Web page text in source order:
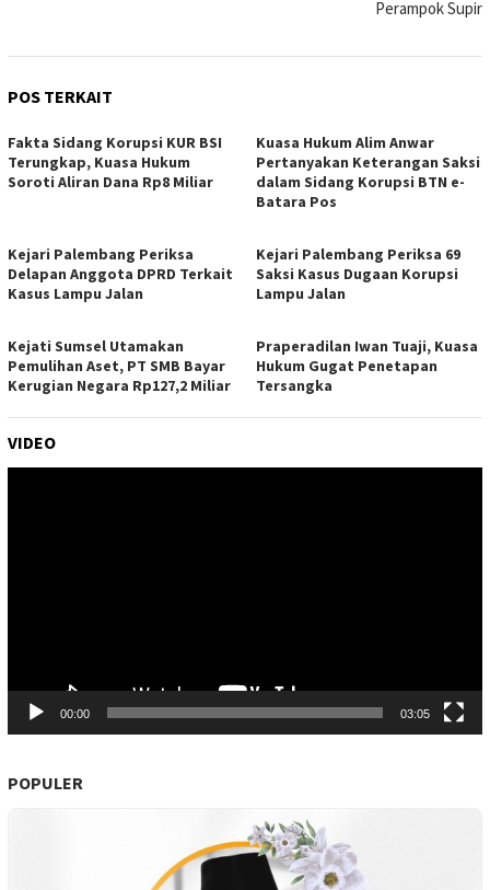
Perampok Supir
POS TERKAIT
Fakta Sidang Korupsi KUR BSI
Terungkap, Kuasa Hukum
Soroti Aliran Dana Rp8 Miliar
Kuasa Hukum Alim Anwar
Pertanyakan Keterangan Saksi
dalam Sidang Korupsi BTN e-
Batara Pos
Kejari Palembang Periksa
Delapan Anggota DPRD Terkait
Kasus Lampu Jalan
Kejari Palembang Periksa 69
Saksi Kasus Dugaan Korupsi
Lampu Jalan
Kejati Sumsel Utamakan
Pemulihan Aset, PT SMB Bayar
Kerugian Negara Rp127,2 Miliar
Praperadilan Iwan Tuaji, Kuasa
Hukum Gugat Penetapan
Tersangka
VIDEO
00:00 03:05
POPULER